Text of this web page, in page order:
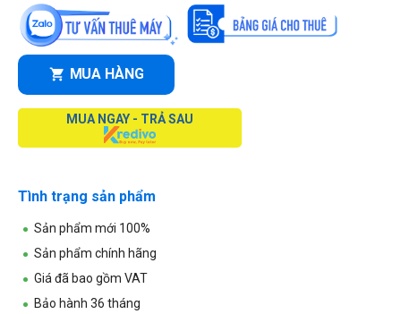
MUA HÀNG
MUA NGAY - TRẢ SAU
Tình trạng sản phẩm
Sản phẩm mới 100%
Sản phẩm chính hãng
Giá đã bao gồm VAT
Bảo hành 36 tháng